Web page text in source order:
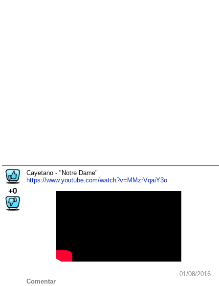
+0
Cayetano - "Notre Dame"
https://www.youtube.com/watch?v=MMzrVqaiY3o
01/08/2016
Comentar